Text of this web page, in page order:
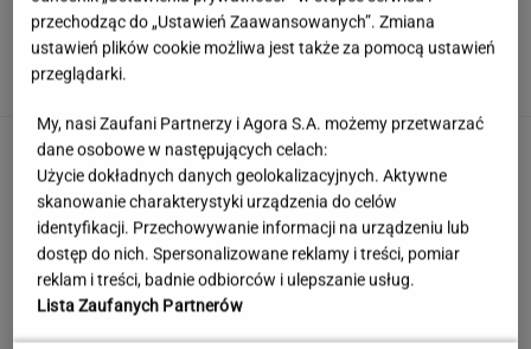
Quiz - te polskie seriale powinni kojarzyć
wszyscy. Rozpoznasz je?
Jedno przekonanie może utrudniać życie
osobom z astygmatyzmem. Zwłaszcza latem
MATERIAŁ PROMOCYJNY
Uciekli z Warszawy do
Łomianek. Dziś mówią o jednym: korkach
przechodząc do „Ustawień Zaawansowanych”. Zmiana
ustawień plików cookie możliwa jest także za pomocą ustawień
przeglądarki.
My, nasi Zaufani Partnerzy i Agora S.A. możemy przetwarzać
dane osobowe w następujących celach:
Użycie dokładnych danych geolokalizacyjnych. Aktywne
skanowanie charakterystyki urządzenia do celów
identyfikacji. Przechowywanie informacji na urządzeniu lub
dostęp do nich. Spersonalizowane reklamy i treści, pomiar
reklam i treści, badnie odbiorców i ulepszanie usług.
Lista Zaufanych Partnerów